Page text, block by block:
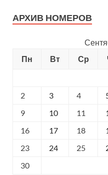
АРХИВ НОМЕРОВ
Пн
Вт Ср
2
3 4
9
10 11
16
17 18
23
24 25
30